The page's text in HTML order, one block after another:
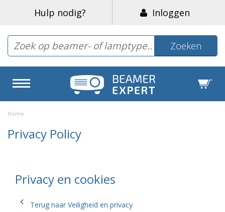
Hulp nodig? Inloggen
Zoeken
Home
Privacy Policy
Privacy en cookies
Terug naar Veiligheid en privacy